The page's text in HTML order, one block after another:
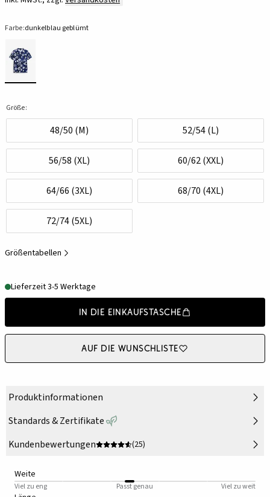
Farbe:dunkelblau geblümt
Größe:
48/50 (M) 52/54 (L)
56/58 (XL) 60/62 (XXL)
64/66 (3XL) 68/70 (4XL)
72/74 (5XL)
Größentabellen
Lieferzeit 3-5 Werktage
In die Einkaufstasche
Auf die Wunschliste
Produktinformationen
Standards & Zertifikate
Kundenbewertungen
(25)
Weite
Viel zu eng Passt genau Viel zu weit